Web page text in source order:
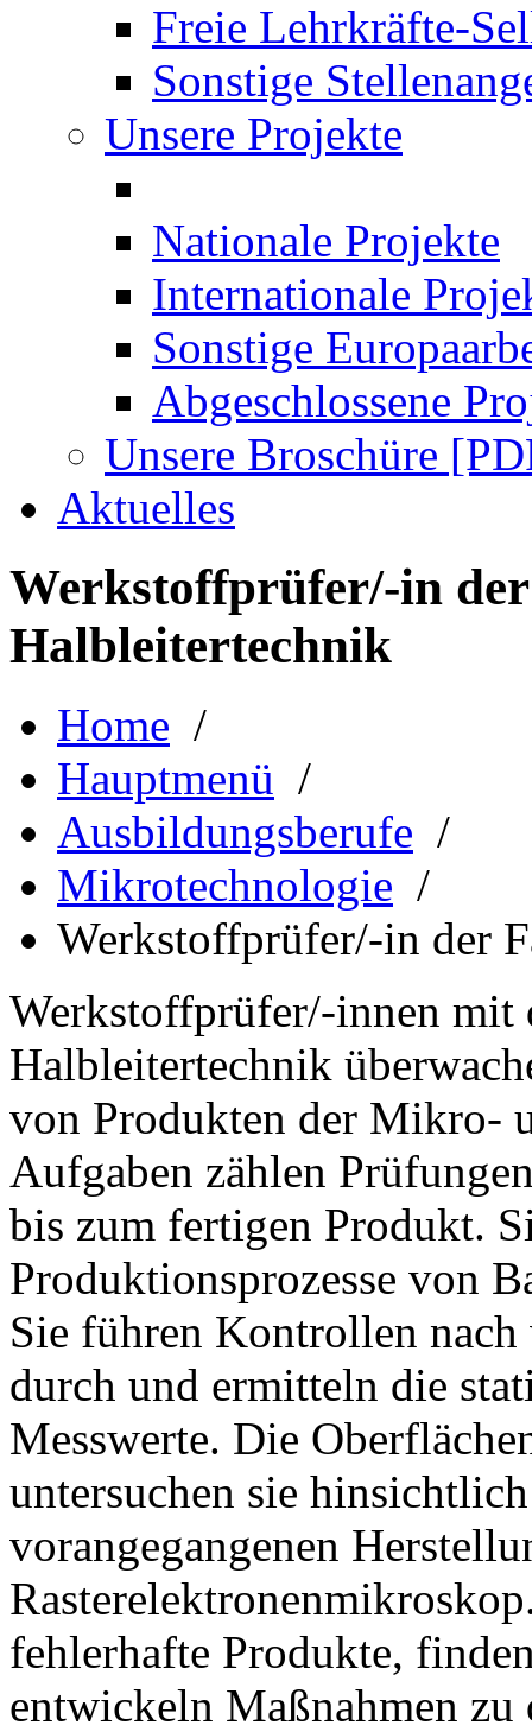
Freie Lehrkräfte-
Sonstige
Unsere Projekte
Nationale Projekte
Internationale
Sonstige
Abgeschlossene
Unsere Broschüre
Aktuelles
Werkstoffprüfer/-in
Halbleitertechnik
Home /
Hauptmenü /
Ausbildungsberufe /
Mikrotechnologie /
Werkstoffprüfer/-in der
Werkstoffprüfer/-innen mit
Halbleitertechnik
von Produkten der Mikro-
Aufgaben zählen
bis zum fertigen Produkt.
Produktionsprozesse von
Sie führen Kontrollen nach
durch und ermitteln die
Messwerte. Die
untersuchen sie
vorangegangenen
fehlerhafte Produkte,
entwickeln Maßnahmen zu